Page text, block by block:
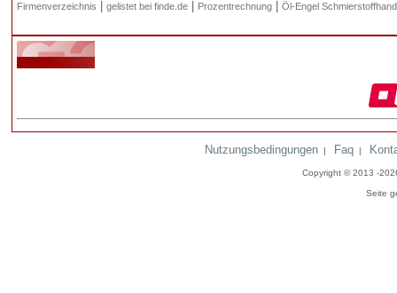
Firmenverzeichnis
gelistet bei finde.de Prozentrechnung Öl-Engel
Nutzungsbedingungen | Faq |
Copyright © 2013 -
Seite